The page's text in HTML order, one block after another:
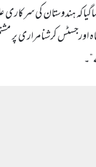
اورجسٹس کرشنامراری